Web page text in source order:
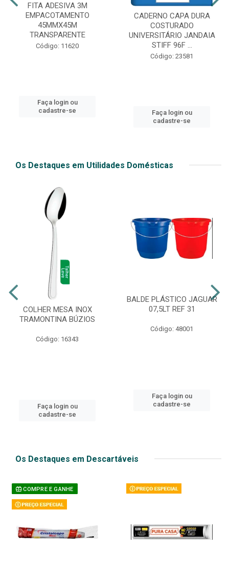
FITA ADESIVA 3M
EMPACOTAMENTO
45MMX45M
TRANSPARENTE
Código: 11620
Faça login ou
cadastre-se
CADERNO CAPA DURA
COSTURADO
UNIVERSITÁRIO JANDAIA
STIFF 96F ...
Código: 23581
Faça login ou
cadastre-se
Os Destaques em Utilidades Domésticas
COLHER MESA INOX
TRAMONTINA BÚZIOS
Código: 16343
Faça login ou
cadastre-se
BALDE PLÁSTICO JAGUAR
07,5LT REF 31
Código: 48001
Faça login ou
cadastre-se
Os Destaques em Descartáveis
COMPRE E GANHE